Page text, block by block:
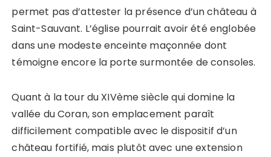
permet pas d’attester la présence d’un château à
Saint-Sauvant. L’église pourrait avoir été englobée
dans une modeste enceinte maçonnée dont
témoigne encore la porte surmontée de consoles.
Quant à la tour du XIVème siècle qui domine la
vallée du Coran, son emplacement paraît
difficilement compatible avec le dispositif d’un
château fortifié, mais plutôt avec une extension